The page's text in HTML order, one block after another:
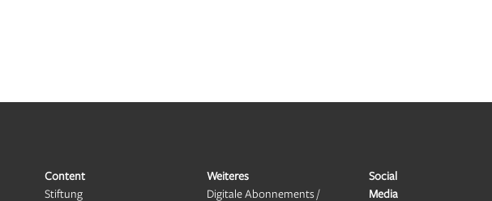
Content
Stiftung
Weiteres
Digitale Abonnements /
Social
Media